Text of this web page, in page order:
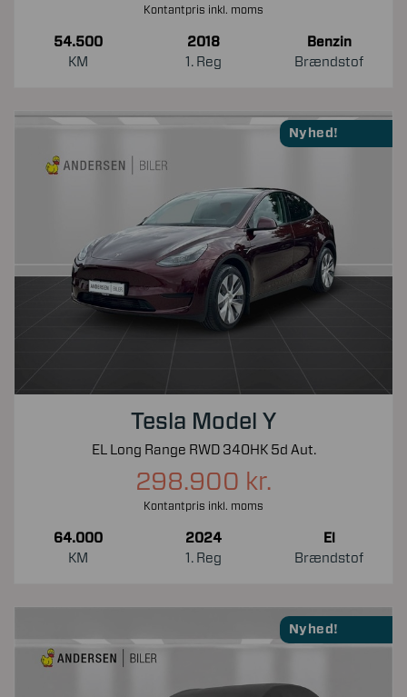
Kontantpris inkl. moms
54.500
KM
2018
1. Reg
Benzin
Brændstof
Nyhed!
Tesla Model Y
EL Long Range RWD 340HK 5d Aut.
298.900 kr.
Kontantpris inkl. moms
64.000
KM
2024
1. Reg
El
Brændstof
Nyhed!